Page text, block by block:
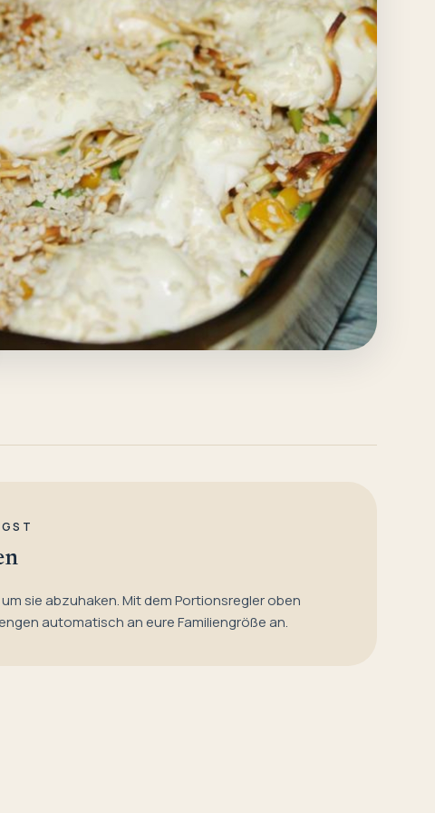
sie abzuhaken. Mit dem Portionsregler oben
automatisch an eure Familiengröße an.